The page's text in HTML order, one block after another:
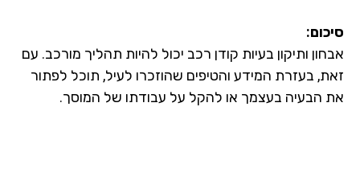
ותיקון בעיות קודן רכב יכול להיות תהליך מורכב. עם
בעזרת המידע והטיפים שהוזכרו לעיל, תוכל לפתור
הבעיה בעצמך או להקל על עבודתו של המוסך.